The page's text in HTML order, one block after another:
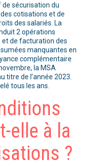
sécurisation du
cotisations et de
des salariés. La
2 opérations
et de facturation des
manquantes en
complémentaire
la MSA
titre de l’année 2023.
tous les ans.
elle à la
?